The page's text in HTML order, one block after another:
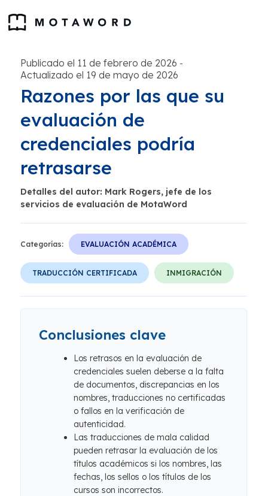
Publicado el 11 de febrero de 2026 -
Actualizado el 19 de mayo de 2026
Razones por las que su
evaluación de
credenciales podría
retrasarse
Detalles del autor: Mark Rogers, jefe de los
servicios de evaluación de MotaWord
Categorías: EVALUACIÓN ACADÉMICA
TRADUCCIÓN CERTIFICADA INMIGRACIÓN
Conclusiones clave
Los retrasos en la evaluación de
credenciales suelen deberse a la falta
de documentos, discrepancias en los
nombres, traducciones no certificadas
o fallos en la verificación de
autenticidad.
Las traducciones de mala calidad
pueden retrasar la evaluación de los
títulos académicos si los nombres, las
fechas, los sellos o los títulos de los
cursos son incorrectos.